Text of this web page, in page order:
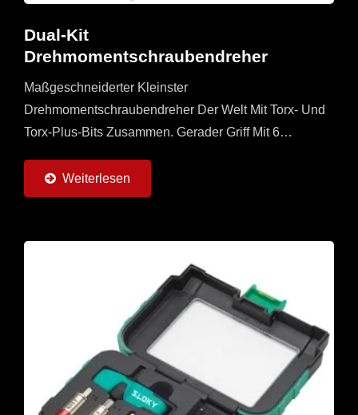
Dual-Kit
Drehmomentschraubendreher
Maßgeschneiderter Kleinster
Drehmomentschraubendreher Der Welt Mit Torx- Und
Torx-Plus-Bits Zusammen. Gerader Griff Mit 6
Torx Plus-Bits. Es Handelt Sich...
Weiterlesen